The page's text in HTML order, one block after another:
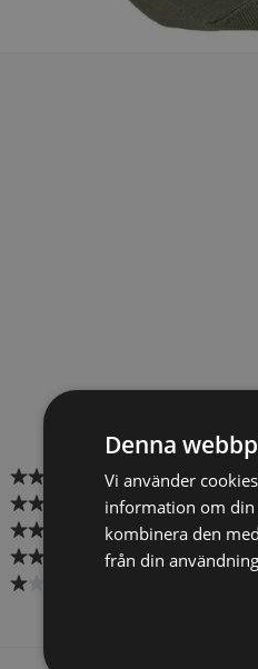
Denna
Vi använder
information om din
kombinera den
från din